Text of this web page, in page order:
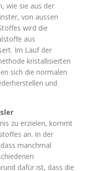
wie sie aus der
von aussen
wird die
aus
Im Lauf der
kristallisierten
sich die normalen
und
zu erzielen, kommt
an. In der
manchmal
dafür ist, dass die